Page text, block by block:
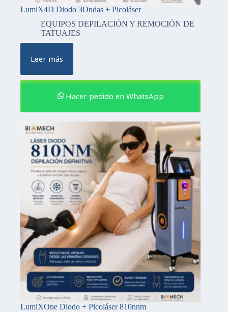
LumiX4D Diodo 3Ondas + Picoláser
EQUIPOS DEPILACIÓN Y REMOCIÓN DE
TATUAJES
Leer más
Hacer pedido en WhatsApp
LumiXOne Diodo + Picoláser 810nnm